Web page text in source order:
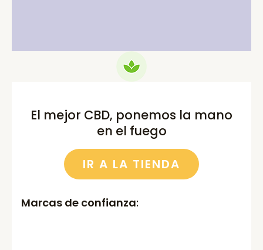
El mejor CBD, ponemos la mano
en el fuego
IR A LA TIENDA
Marcas de confianza: